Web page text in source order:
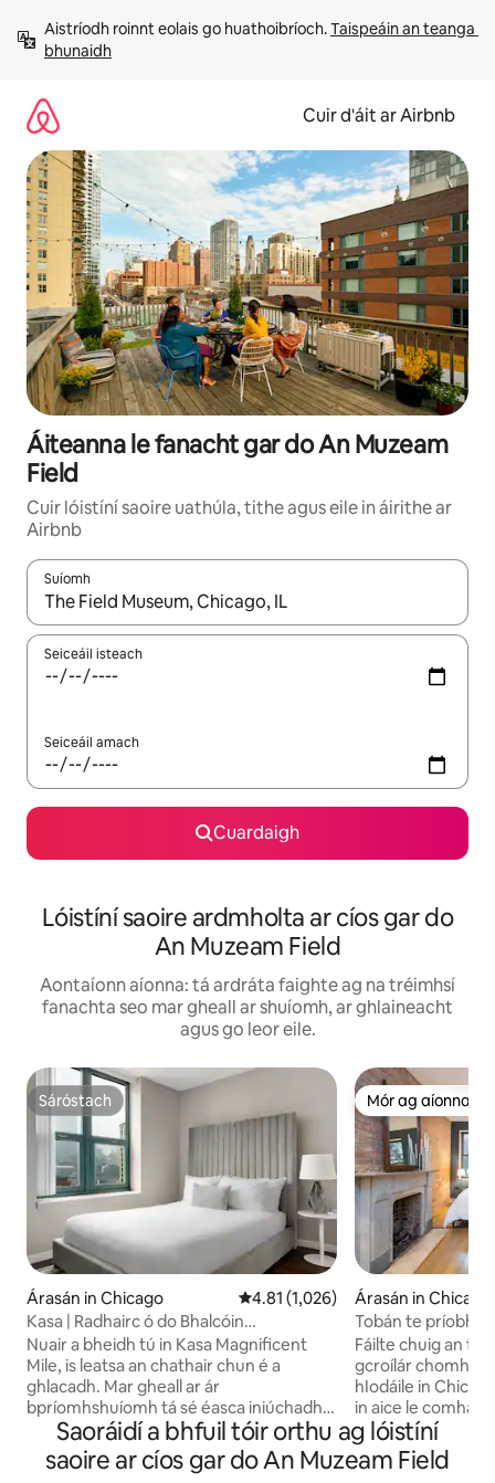
chuig
ábhar
Aistríodh roinnt eolais go huathoibríoch. Taispeáin an teanga
bhunaidh
Cuir d'áit ar Airbnb
Áiteanna le fanacht gar do An Muzeam
Field
Cuir lóistíní saoire uathúla, tithe agus eile in áirithe ar
Airbnb
Suíomh
Nuair a bheidh torthaí ar fáil, déan nascleanúint le
Seiceáil isteach
Seiceáil amach
Cuardaigh
Lóistíní saoire ardmholta ar cíos gar do
An Muzeam Field
Aontaíonn aíonna: tá ardráta faighte ag na tréimhsí
fanachta seo mar gheall ar shuíomh, ar ghlaineacht
agus go leor eile.
Sáróstach
Sáróstach
Árasán in Chicago Meánrátáil 4.81 as 5, 1,026
4.81 (1,026)
Kasa | Radhairc ó do Bhalcóin
Phríobháideach | Chicago
Nuair a bheidh tú in Kasa Magnificent
Mile, is leatsa an chathair chun é a
ghlacadh. Mar gheall ar ár
bpríomhshuíomh tá sé éasca iniúchadh a
dhéanamh ar Chicago. Lonnaithe
díreach ó thuaidh ó lár Chicago, beidh tú
céimeanna ó Oak Street Beach, siúlóid
Mór ag aíonna
Mór ag aíonna
Árasán in Chicago
Tobán te
Páirceáil saor in
Fáilte chuig an
gcroílár
hIodáile in
in aice le
Lúb agus West
deiseanna gan
fearr de Chicago
Saoráidí a bhfuil tóir orthu ag lóistíní
saoire ar cíos gar do An Muzeam Field